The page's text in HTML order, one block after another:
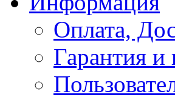
Оплата,
Гарантия и